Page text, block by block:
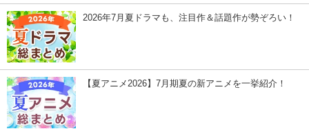
2026年7月夏ドラマも、注目作＆話題作が勢ぞろい！
【夏アニメ2026】7月期夏の新アニメを一挙紹介！